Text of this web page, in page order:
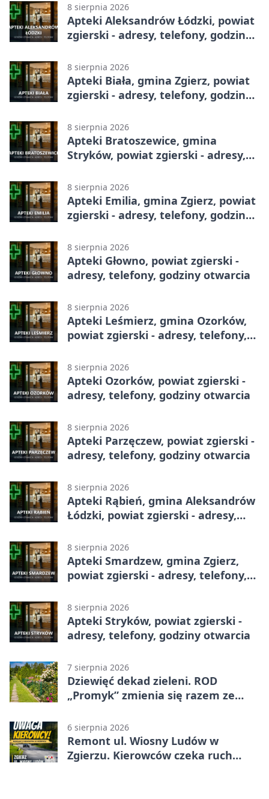
8 sierpnia 2026
Apteki Aleksandrów Łódzki, powiat
zgierski - adresy, telefony, godziny
8 sierpnia 2026
Apteki Biała, gmina Zgierz, powiat
zgierski - adresy, telefony, godziny
8 sierpnia 2026
Apteki Bratoszewice, gmina
Stryków, powiat zgierski - adresy,
8 sierpnia 2026
Apteki Emilia, gmina Zgierz, powiat
zgierski - adresy, telefony, godziny
8 sierpnia 2026
Apteki Głowno, powiat zgierski -
adresy, telefony, godziny otwarcia
8 sierpnia 2026
Apteki Leśmierz, gmina Ozorków,
powiat zgierski - adresy, telefony,
8 sierpnia 2026
Apteki Ozorków, powiat zgierski -
adresy, telefony, godziny otwarcia
8 sierpnia 2026
Apteki Parzęczew, powiat zgierski -
adresy, telefony, godziny otwarcia
8 sierpnia 2026
Apteki Rąbień, gmina Aleksandrów
Łódzki, powiat zgierski - adresy,
8 sierpnia 2026
Apteki Smardzew, gmina Zgierz,
powiat zgierski - adresy, telefony,
8 sierpnia 2026
Apteki Stryków, powiat zgierski -
adresy, telefony, godziny otwarcia
7 sierpnia 2026
Dziewięć dekad zieleni. ROD
„Promyk” zmienia się razem ze
6 sierpnia 2026
Remont ul. Wiosny Ludów w
Zgierzu. Kierowców czeka ruch